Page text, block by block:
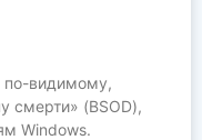
по-видимому,
смерти» (BSOD),
Windows.